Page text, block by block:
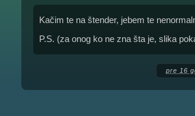
Kačim te na štender, jebem te
P.S. (za onog ko ne zna šta je, slika
pre 16